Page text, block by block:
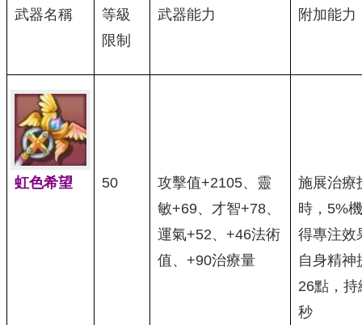
武器名稱
等級
限制
武器能力 附加能力
虹色希望 50
攻擊值+2105、靈
敏+69、才智+78、
運氣+52、+46法術
值、+90治療量
施展治療
時，5%
得專注效
自身精神
26點，持
秒